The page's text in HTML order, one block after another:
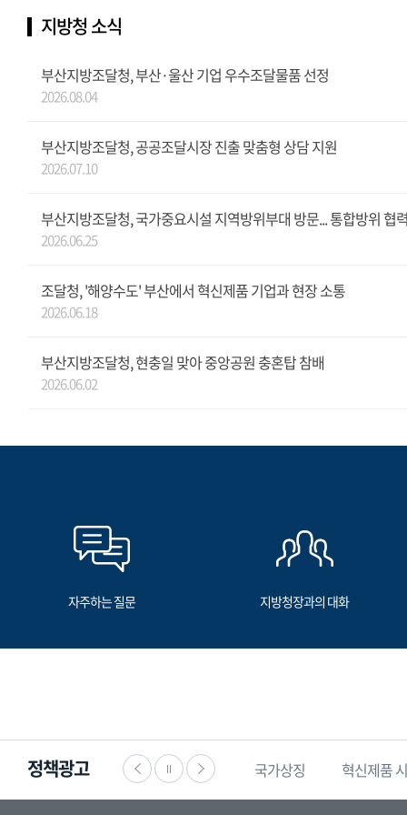
지방청 소식
부산지방조달청, 부산·울산 기업 우수조달물품 선정
2026.08.04
부산지방조달청, 공공조달시장 진출 맞춤형 상담 지원
2026.07.10
부산지방조달청, 국가중요시설 지역방위부대 방문... 통합방위 협
2026.06.25
조달청, '해양수도' 부산에서 혁신제품 기업과 현장 소통
2026.06.18
부산지방조달청, 현충일 맞아 중앙공원 충혼탑 참배
2026.06.02
자주하는 질문 지방청장과의 대화
정책광고
익신고 찾기쉬운 생활법령정보 국가상징 혁신제품